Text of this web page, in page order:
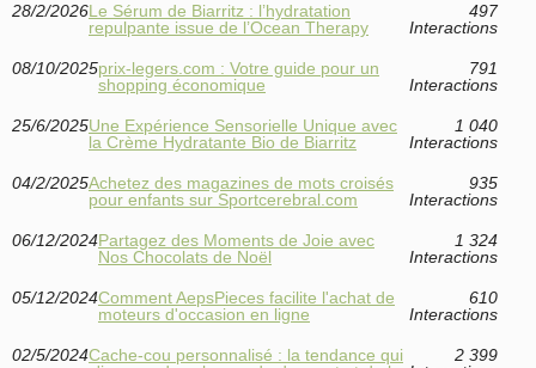
28/2/2026Le Sérum de Biarritz : l’hydratation
repulpante issue de l’Ocean Therapy
497
Interactions
08/10/2025prix-legers.com : Votre guide pour un
shopping économique
791
Interactions
25/6/2025Une Expérience Sensorielle Unique avec
la Crème Hydratante Bio de Biarritz
1 040
Interactions
04/2/2025Achetez des magazines de mots croisés
pour enfants sur Sportcerebral.com
935
Interactions
06/12/2024Partagez des Moments de Joie avec
Nos Chocolats de Noël
1 324
Interactions
05/12/2024Comment AepsPieces facilite l'achat de
moteurs d'occasion en ligne
610
Interactions
02/5/2024Cache-cou personnalisé : la tendance qui
2 399